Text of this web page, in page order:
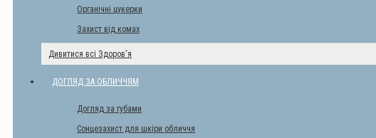
Органічні цукерки
Захист від комах
Дивитися всі Здоров'я
ДОГЛЯД ЗА ОБЛИЧЧЯМ
Догляд за губами
Сонцезахист для шкіри обличчя